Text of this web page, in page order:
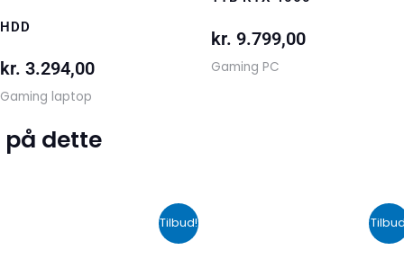
HDD
kr. 3.294,00
Gaming laptop
kr. 9.799,00
Gaming PC
på dette
Tilbud!
oprindelige
Den
aktuelle
oprindelige